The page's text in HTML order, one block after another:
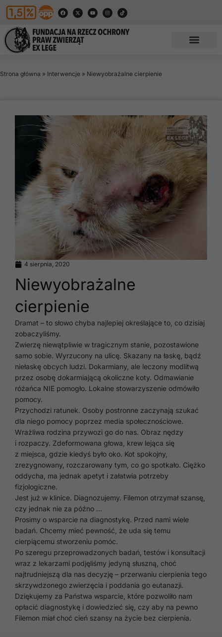
Strona główna » Interwencje » Niewyobrażalne cierpienie
4 sierpnia, 2020
Niewyobrażalne
cierpienie
Dramat – to słowo chyba najlepiej określające to, co dzisiaj
zobaczyliśmy.
Zwierzę niewątpliwie w tragicznym stanie, pozostawione
samo sobie. Wyrzucony na ulicę. Skazany na łaskę, bądź
niełaskę obcych ludzi. Dokarmiany, ale leczony modlitwą
przez osobę dokarmiającą okoliczne koty. Odmawianie
różańca NIE pomogło. Lokalne stowarzyszenie odmówiło
pomocy.
Przychodzi ratunek. Osoby postronne zaczynają szukać
dla niego pomocy poprzez media społecznościowe.
Wrażliwa rodzina przywozi go do nas. Obraz nędzy
i rozpaczy. Zdeformowana głowa, krew lejąca się
z miejsca, gdzie kiedyś było oko. Kot spokojny,
zrezygnowany, rozczarowany tym, co go spotkało. Ciężko
oddycha, ma jednak apetyt i załatwia potrzeby
fizjologiczne.
Jest już w klinice. Diagnozujemy. Filemon otrzymał szansę,
czy jednak nie za późno …
Prosimy o wsparcie na diagnostykę. Przed nami wiele
badań. Chcemy mieć pewność, że uda się temu
cierpiącemu stworzeniu pomóc.
Po szeregu przeprowadzonych badań, testów i konsultacji
wraz z lekarzami podjęliśmy jedyną słuszną, choć
najtrudniejszą dla nas decyzję – przerwaniu cierpienia tego
skrzywdzonego zwierzęcia i poddania go eutanazji.
Dziękujemy za Państwa wsparcie, które pozwoliło nam
opłacić diagnostykę i dowiedzieć się, czy aby na pewno
Filemon miał choć cień szansy na życie bez cierpienia.